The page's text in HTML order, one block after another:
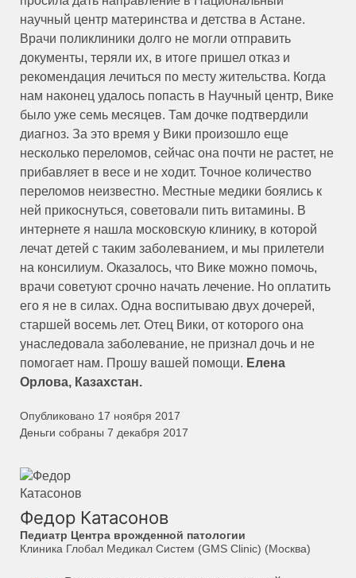
научный центр материнства и детства в Астане.
Врачи поликлиники долго не могли отправить
документы, теряли их, в итоге пришел отказ и
рекомендация лечиться по месту жительства. Когда
нам наконец удалось попасть в Научный центр, Вике
было уже семь месяцев. Там дочке подтвердили
диагноз. За это время у Вики произошло еще
несколько переломов, сейчас она почти не растет, не
прибавляет в весе и не ходит. Точное количество
переломов неизвестно. Местные медики боялись к
ней прикоснуться, советовали пить витамины. В
интернете я нашла московскую клинику, в которой
лечат детей с таким заболеванием, и мы прилетели
на консилиум. Оказалось, что Вике можно помочь,
врачи советуют срочно начать лечение. Но оплатить
его я не в силах. Одна воспитываю двух дочерей,
старшей восемь лет. Отец Вики, от которого она
унаследовала заболевание, не признал дочь и не
помогает нам. Прошу вашей помощи. Елена
Орлова, Казахстан.
Опубликовано 17 ноября 2017
Деньги собраны 7 декабря 2017
Федор Катасонов
Педиатр Центра врожденной патологии
Клиника Глобал Медикал Систем (GMS Clinic) (Москва)